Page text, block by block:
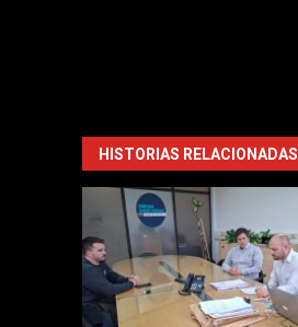
HISTORIAS RELACIONADAS